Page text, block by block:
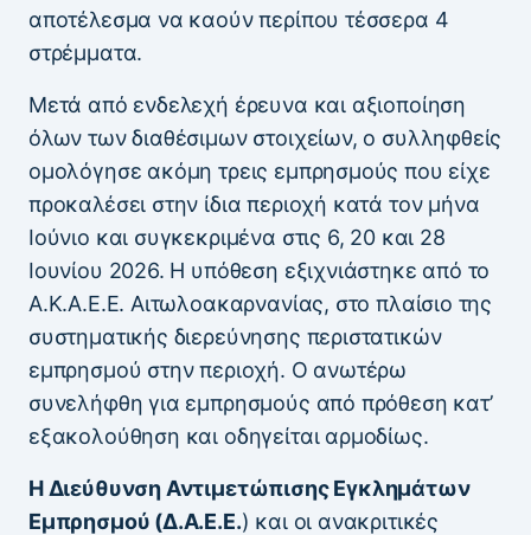
αποτέλεσμα να καούν περίπου τέσσερα 4
στρέμματα.
Μετά από ενδελεχή έρευνα και αξιοποίηση
όλων των διαθέσιμων στοιχείων, ο συλληφθείς
ομολόγησε ακόμη τρεις εμπρησμούς που είχε
προκαλέσει στην ίδια περιοχή κατά τον μήνα
Ιούνιο και συγκεκριμένα στις 6, 20 και 28
Ιουνίου 2026. Η υπόθεση εξιχνιάστηκε από το
Α.Κ.Α.Ε.Ε. Αιτωλοακαρνανίας, στο πλαίσιο της
συστηματικής διερεύνησης περιστατικών
εμπρησμού στην περιοχή. Ο ανωτέρω
συνελήφθη για εμπρησμούς από πρόθεση κατ’
εξακολούθηση και οδηγείται αρμοδίως.
Η Διεύθυνση Αντιμετώπισης Εγκλημάτων
Εμπρησμού (Δ.Α.Ε.Ε.) και οι ανακριτικές